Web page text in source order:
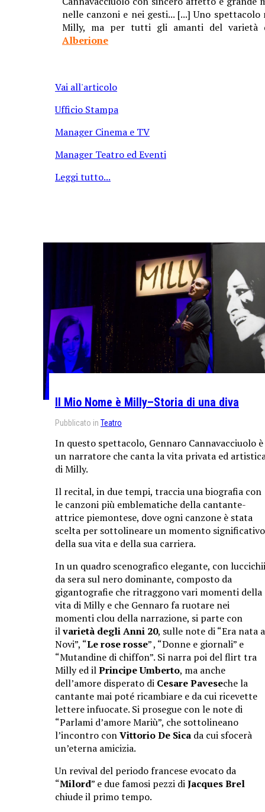
nelle canzoni e nei gesti... [...] Uno
Milly, ma per tutti gli amanti del varietà
Alberione
Vai all'articolo
Ufficio Stampa
Manager Cinema e TV
Manager Teatro ed Eventi
Leggi tutto...
Il Mio Nome è Milly–Storia di una diva
Pubblicato in Teatro
In questo spettacolo, Gennaro Cannavacciuolo è
un narratore che canta la vita privata ed
di Milly.
Il recital, in due tempi, traccia una biografia con
le canzoni più emblematiche della cantante-
attrice piemontese, dove ogni canzone è stata
scelta per sottolineare un momento significativo
della sua vita e della sua carriera.
In un quadro scenografico elegante, con luccichii
da sera sul nero dominante, composto da
gigantografie che ritraggono vari momenti della
vita di Milly e che Gennaro fa ruotare nei
momenti clou della narrazione, si parte con
ilvarietà degli Anni 20, sulle note di “Era nata a
Novi”, “Le rose rosse” , “Donne e giornali” e
“Mutandine di chiffon”. Si narra poi del flirt tra
Milly ed ilPrincipe Umberto, ma anche
dell’amore disperato di Cesare Paveseche la
cantante mai poté ricambiare e da cui ricevette
lettere infuocate. Si prosegue con le note di
“Parlami d’amore Mariù”, che sottolineano
l’incontro conVittorio De Sica da cui sfocerà
un’eterna amicizia.
Un revival del periodo francese evocato da
“Milord” e due famosi pezzi diJacquesBrel
chiude il primo tempo.